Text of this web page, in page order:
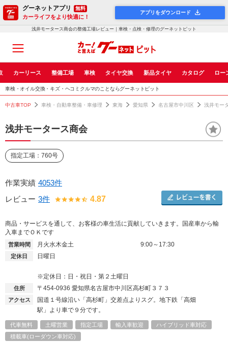
グーネットアプリ 無料
カーライフをより快適に！
アプリをダウンロード
浅井モータース商会の整備工場レビュー｜車検・点検・修理のグーネットピット
カーリース 整備工場 車検 タイヤ交換 新品タイヤ カタログ ロー
車検・オイル交換・キズ・ヘコミクルマのことならグーネットピット
中古車TOP 車検・自動車整備・車修理 東海 愛知県 名古屋市中川区 浅井モー
浅井モータース商会
指定工場：760号
作業実績 4053件
レビュー 3件 4.87
商品・サービスを通して、お客様の車生活に貢献していきます。国産車から輸
入車までＯＫです
営業時間 月火水木金土 9:00～17:30
定休日 日曜日
※定休日：日・祝日・第２土曜日
住所 〒454-0936 愛知県名古屋市中川区高杉町３７３
アクセス
国道１号線沿い「高杉町」交差点よりスグ。地下鉄「高畑
駅」より車で９分です。
代車無料 土曜営業 指定工場 輸入車歓迎
ハイブリッド車対応
積載車(ローダウン車対応)